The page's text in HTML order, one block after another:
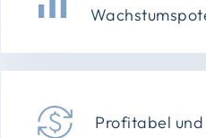
Profitabel